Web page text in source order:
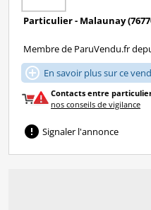
Particulier - Malaunay
Membre de ParuVendu.fr
 En savoir plus sur ce
Contacts entre
nos conseils de vigilance
 Signaler l'annonce